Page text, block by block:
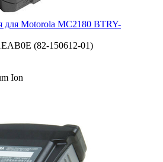
для Motorola MC2180 BTRY-
(82-150612-01)
Ion